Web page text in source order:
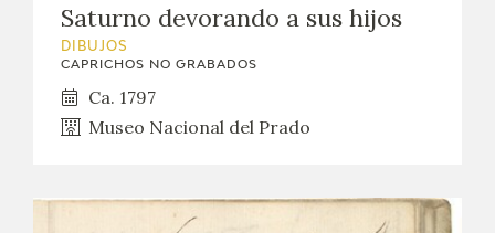
Saturno devorando a sus hijos
DIBUJOS
CAPRICHOS NO GRABADOS
Ca. 1797
Museo Nacional del Prado